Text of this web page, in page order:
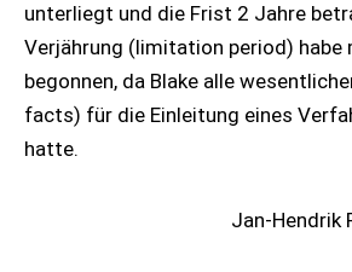
unterliegt und die Frist 2 Jahre
Verjährung (limitation period) habe
begonnen, da Blake alle
facts) für die Einleitung eines
hatte.
Jan-Hendrik